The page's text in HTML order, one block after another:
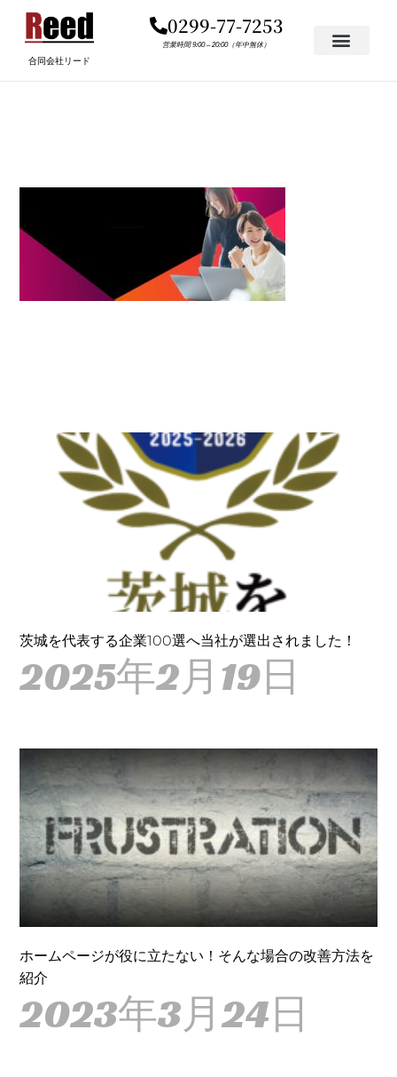
キ
合同会社リード
0299-77-7253
営業時間 9:00 – 20:00（年中無休）
茨城を代表する企業100選へ当社が選出されました！
2025年2月19日
ホームページが役に立たない！そんな場合の改善方法を
紹介
2023年3月24日